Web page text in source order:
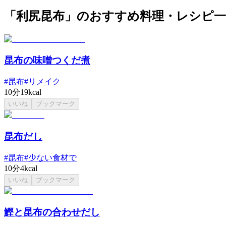
「利尻昆布」のおすすめ料理・レシピ
昆布の味噌つくだ煮
#昆布#リメイク
10分19kcal
いいね ブックマーク
昆布だし
#昆布#少ない食材で
10分4kcal
いいね ブックマーク
鰹と昆布の合わせだし